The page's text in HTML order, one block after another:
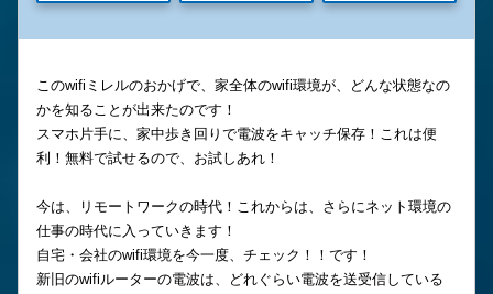
このwifiミレルのおかげで、家全体のwifi環境が、どんな状態なの
かを知ることが出来たのです！
スマホ片手に、家中歩き回りで電波をキャッチ保存！これは便
利！無料で試せるので、お試しあれ！
今は、リモートワークの時代！これからは、さらにネット環境の
仕事の時代に入っていきます！
自宅・会社のwifi環境を今一度、チェック！！です！
新旧のwifiルーターの電波は、どれぐらい電波を送受信している